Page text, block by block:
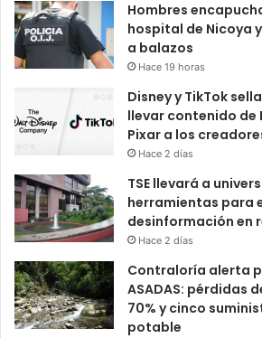
Hombres
hospital de Nicoya
a balazos
Hace 19 horas
Disney y TikTok
llevar contenido de
Pixar a los
Hace 2 días
TSE llevará a
herramientas para
desinformación en
Hace 2 días
Contraloría alerta
ASADAS: pérdidas
70% y cinco
potable